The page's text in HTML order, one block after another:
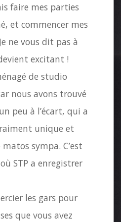
faire mes parties
et commencer mes
ne vous dit pas à
excitant !
de studio
nous avons trouvé
peu à l’écart, qui a
unique et
sympa. C’est
STP a enregistrer
les gars pour
que vous avez